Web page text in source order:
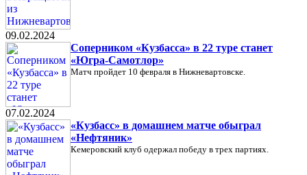
09.02.2024
Соперником «Кузбасса» в 22 туре станет
«Югра-Самотлор»
Матч пройдет 10 февраля в Нижневартовске.
07.02.2024
«Кузбасс» в домашнем матче обыграл
«Нефтяник»
Кемеровский клуб одержал победу в трех партиях.